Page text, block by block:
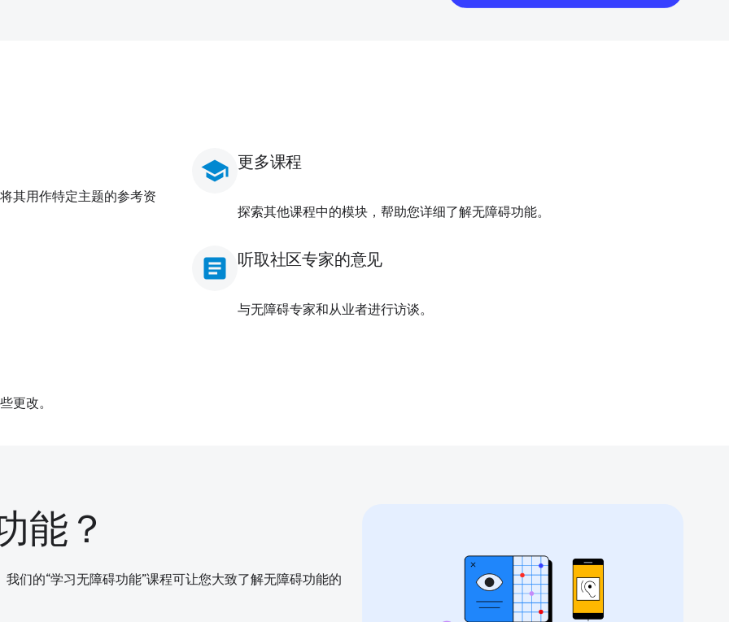
其用作特定主题的参考资
school 更多课程
探索其他课程中的模块，帮助您详细了解无障碍功能。
article 听取社区专家的意见
与无障碍专家和从业者进行访谈。
更改。
能？
们的“学习无障碍功能”课程可让您大致了解无障碍功能的